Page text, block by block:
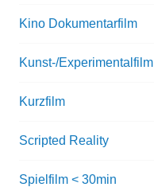
Kino Dokumentarfilm
Kunst-/Experimentalfilm
Kurzfilm
Scripted Reality
Spielfilm < 30min